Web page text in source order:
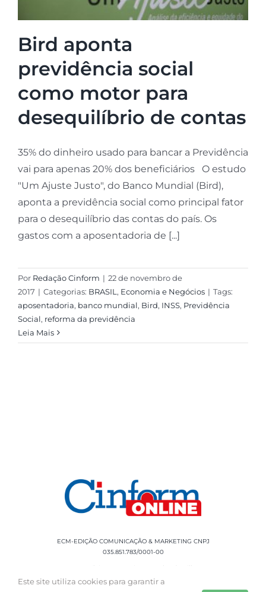
Bird aponta
previdência social
como motor para
desequilíbrio de contas
35% do dinheiro usado para bancar a Previdência
vai para apenas 20% dos beneficiários O estudo
"Um Ajuste Justo", do Banco Mundial (Bird),
aponta a previdência social como principal fator
para o desequilíbrio das contas do país. Os
gastos com a aposentadoria de [...]
Por Redação Cinform | 22 de novembro de
2017 | Categorias: BRASIL , Economia e Negócios | Tags:
aposentadoria, banco mundial, Bird, INSS, Previdência
Social, reforma da previdência
Leia Mais
ECM-EDIÇÃO COMUNICAÇÃO & MARKETING CNPJ
035.851.783/0001-00
Rua Sílvio Cesar Leite, 90 Salgado Filho -
Aracaju, SE, CEP: 49020-060 Fone: +55 79
Este site utiliza cookies para garantir a